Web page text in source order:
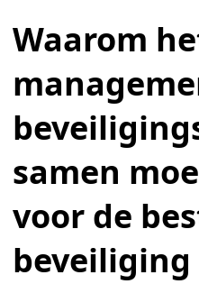
Waarom
samen
voor de
beveiliging